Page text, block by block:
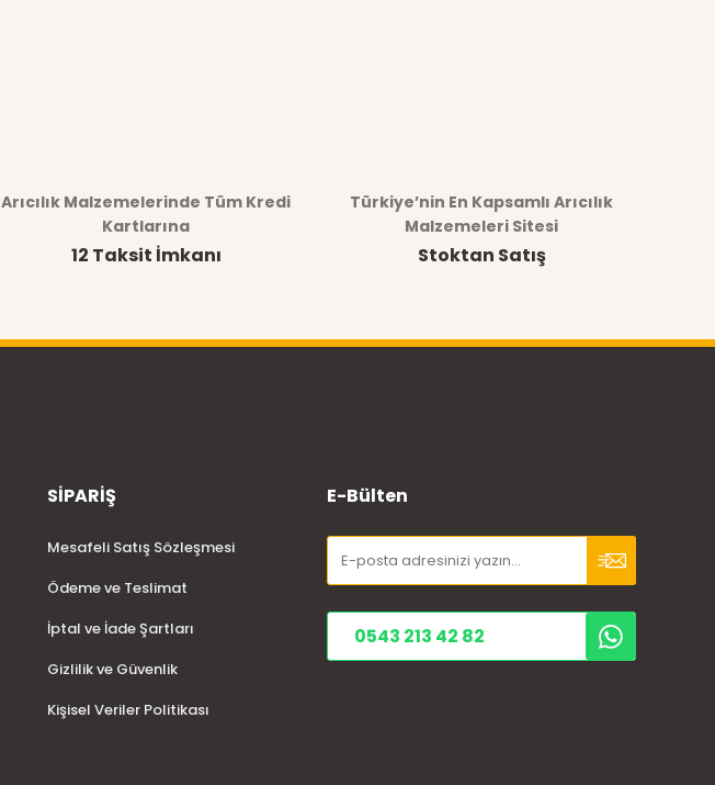
Arıcılık Malzemelerinde Tüm Kredi
Kartlarına
12 Taksit İmkanı
Türkiye’nin En Kapsamlı Arıcılık
Malzemeleri Sitesi
Stoktan Satış
SİPARİŞ
Mesafeli Satış Sözleşmesi
Ödeme ve Teslimat
İptal ve İade Şartları
Gizlilik ve Güvenlik
Kişisel Veriler Politikası
E-Bülten
0543 213 42 82